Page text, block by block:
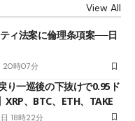
View All
ィ法案に倫理条項案──日
20時07分
り一巡後の下抜けで0.95ド
、BTC、ETH、TAKE
18時22分